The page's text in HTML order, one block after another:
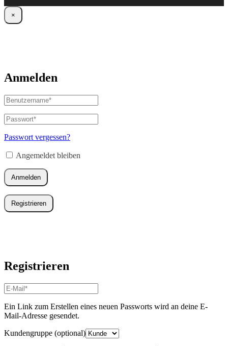
×
Anmelden
Benutzername
oder
E-
Mail-
Adresse*
Passwort*
Erforderlich
Passwort vergessen?
Angemeldet bleiben
Anmelden
Registrieren
Registrieren
E-
Mail-
Adresse*
Erforderlich
Ein Link zum Erstellen eines neuen Passworts wird an deine E-
Mail-Adresse gesendet.
Kundengruppe (optional)